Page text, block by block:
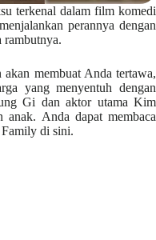
terkenal dalam film komedi
perannya dengan
rambutnya.
membuat Anda tertawa,
yang menyentuh dengan
Gi dan aktor utama Kim
anak. Anda dapat membaca
di sini.